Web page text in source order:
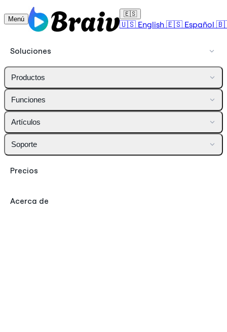
Menú
🇪🇸
🇺🇸 English 🇪🇸 Español
Soluciones
Productos
Funciones
Artículos
Soporte
Precios
Acerca de